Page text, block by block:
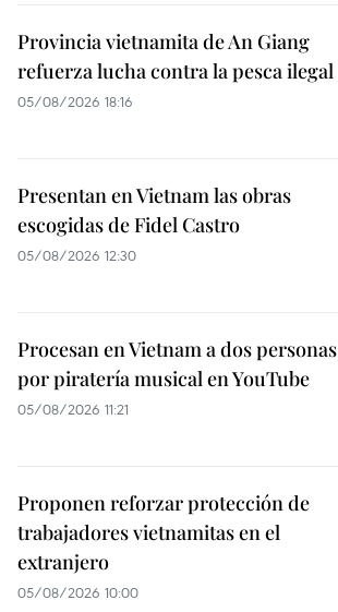
Provincia vietnamita de An Giang
refuerza lucha contra la pesca ilegal
05/08/2026 18:16
Presentan en Vietnam las obras
escogidas de Fidel Castro
05/08/2026 12:30
Procesan en Vietnam a dos personas
por piratería musical en YouTube
05/08/2026 11:21
Proponen reforzar protección de
trabajadores vietnamitas en el
extranjero
05/08/2026 10:00